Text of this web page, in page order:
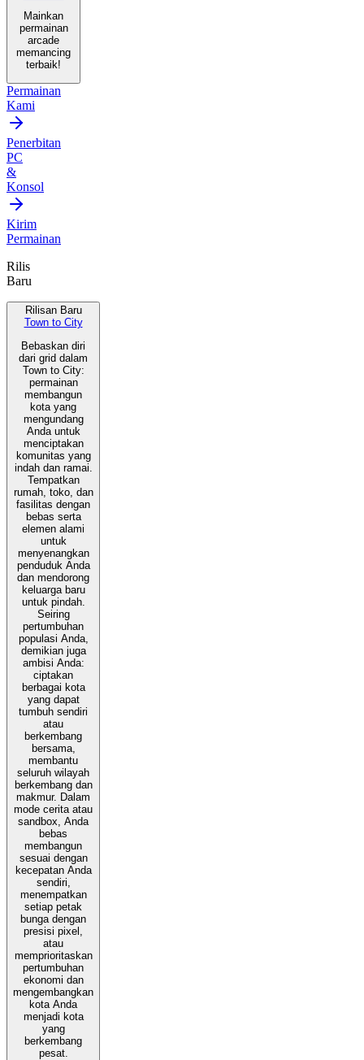
Mainkan
permainan
arcade
memancing
terbaik!
Permainan
Kami
Penerbitan
PC
&
Konsol
Kirim
Permainan
Rilis
Baru
Rilisan Baru
Town to City
Bebaskan diri
dari grid dalam
Town to City:
permainan
membangun
kota yang
mengundang
Anda untuk
menciptakan
komunitas yang
indah dan ramai.
Tempatkan
rumah, toko, dan
fasilitas dengan
bebas serta
elemen alami
untuk
menyenangkan
penduduk Anda
dan mendorong
keluarga baru
untuk pindah.
Seiring
pertumbuhan
populasi Anda,
demikian juga
ambisi Anda:
ciptakan
berbagai kota
yang dapat
tumbuh sendiri
atau
berkembang
bersama,
membantu
seluruh wilayah
berkembang dan
makmur. Dalam
mode cerita atau
sandbox, Anda
bebas
membangun
sesuai dengan
kecepatan Anda
sendiri,
menempatkan
setiap petak
bunga dengan
presisi pixel,
atau
memprioritaskan
pertumbuhan
ekonomi dan
mengembangkan
kota Anda
menjadi kota
yang
berkembang
pesat.